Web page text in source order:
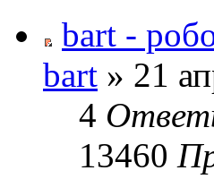
bart -
bart » 21
4
13460